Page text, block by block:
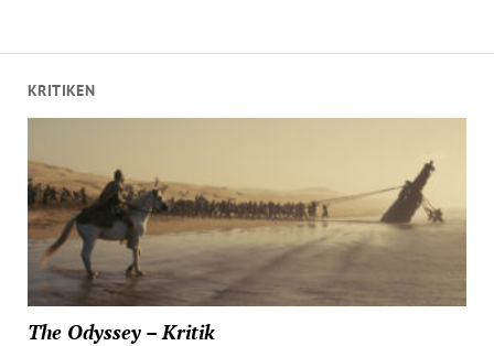
KRITIKEN
The Odyssey – Kritik